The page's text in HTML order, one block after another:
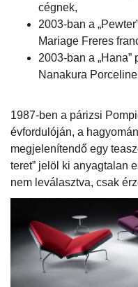
cégnek,
2003-ban a
Mariage Freres
2003-ban a
Nanakura
1987-ben a párizsi
évfordulóján, a
megjelenítendő egy
teret” jelöl ki anyagtalan
nem leválasztva, csak